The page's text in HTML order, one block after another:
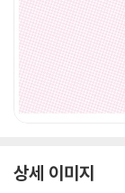
상세 이미지